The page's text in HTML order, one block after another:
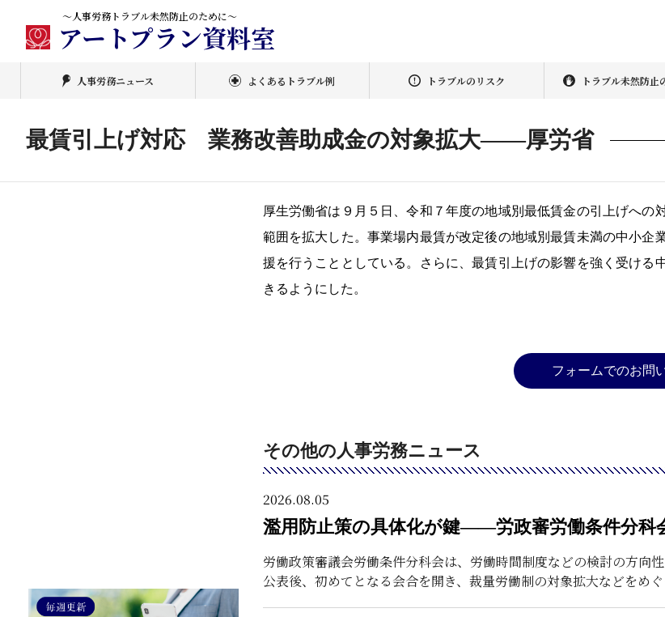
～人事労務トラブル未然防止のために～
アートプラン資料室
人事労務ニュース よくあるトラブル例 トラブルのリスク トラブル未然防止
最賃引上げ対応 業務改善助成金の対象拡大――厚労省
厚生労働省は９月５日、令和７年度の地域別最低賃金の引上げへ
範囲を拡大した。事業場内最賃が改定後の地域別最賃未満の中小
援を行うこととしている。さらに、最賃引上げの影響を強く受け
きるようにした。
フォームでのお問
その他の人事労務ニュース
2026.08.05
濫用防止策の具体化が鍵――労政審労働条件分科
労働政策審議会労働条件分科会は、労働時間制度などの検討の方向
公表後、初めてとなる会合を開き、裁量労働制の対象拡大などをめ